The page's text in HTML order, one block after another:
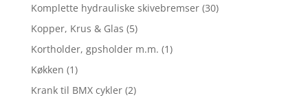
Komplette hydrauliske skivebremser (30)
Kopper, Krus & Glas (5)
Kortholder, gpsholder m.m. (1)
Køkken (1)
Krank til BMX cykler (2)